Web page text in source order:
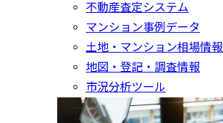
不動産査定システム
マンション事例データ
土地・マンション相場情報
地図・登記・調査情報
市況分析ツール